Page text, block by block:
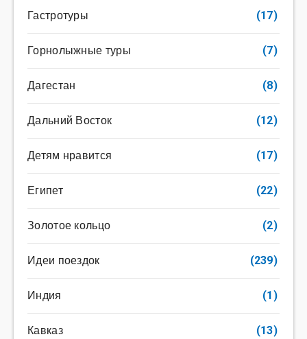
Гастротуры (17)
Горнолыжные туры (7)
Дагестан (8)
Дальний Восток (12)
Детям нравится (17)
Египет (22)
Золотое кольцо (2)
Идеи поездок (239)
Индия (1)
Кавказ (13)